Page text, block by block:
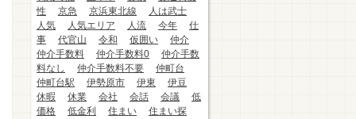
性
京急 京浜東北線
人は武士
人気
人気エリア 人流 今年
仕
事
代官山 令和 仮囲い
仲介
仲介手数料
仲介手数料0
仲介手数
料なし
仲介手数料不要
仲町台
仲町台駅
伊勢原市 伊東
伊豆
休暇
休業 会社 会話 会議
低
価格
低金利 住まい
住まい探